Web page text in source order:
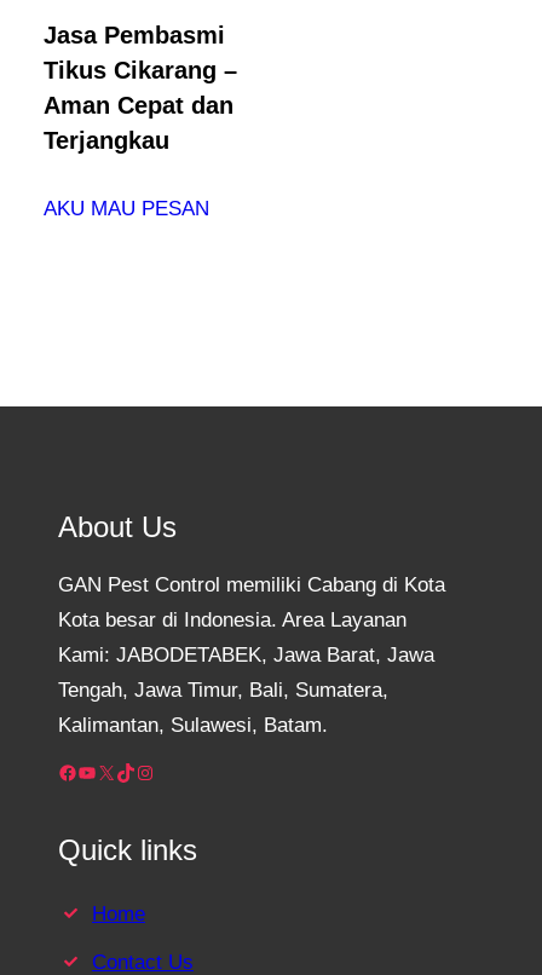
Jasa Pembasmi
Tikus Cikarang –
Aman Cepat dan
Terjangkau
AKU MAU PESAN
About Us
GAN Pest Control memiliki Cabang di Kota
Kota besar di Indonesia. Area Layanan
Kami: JABODETABEK, Jawa Barat, Jawa
Tengah, Jawa Timur, Bali, Sumatera,
Kalimantan, Sulawesi, Batam.
Facebook YouTube X TikTok Instagram
Quick links
Home
Contact Us